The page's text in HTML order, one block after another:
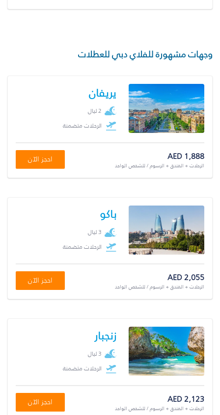
وجهات مشهورة للفلاي دبي للعطلات
يريفان
2 ليال
الرحلات متضمنة
AED 1,888
الرحلات + الفندق + الرسوم / للشخص الواحد
احجز الآن
باكو
3 ليال
الرحلات متضمنة
AED 2,055
الرحلات + الفندق + الرسوم / للشخص الواحد
احجز الآن
زنجبار
3 ليال
الرحلات متضمنة
AED 2,123
الرحلات + الفندق + الرسوم / للشخص الواحد
احجز الآن